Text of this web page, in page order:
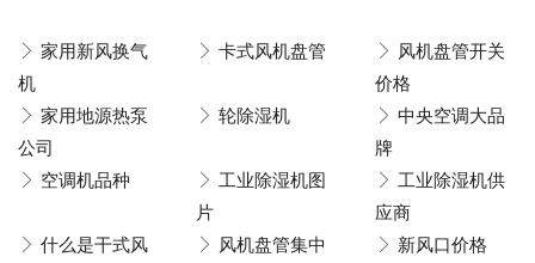
家用新风换气
机
卡式风机盘管
风机盘管开关
价格
家用地源热泵
公司
轮除湿机
中央空调大品
牌
空调机品种
工业除湿机图
片
工业除湿机供
应商
什么是干式风
风机盘管集中
新风口价格